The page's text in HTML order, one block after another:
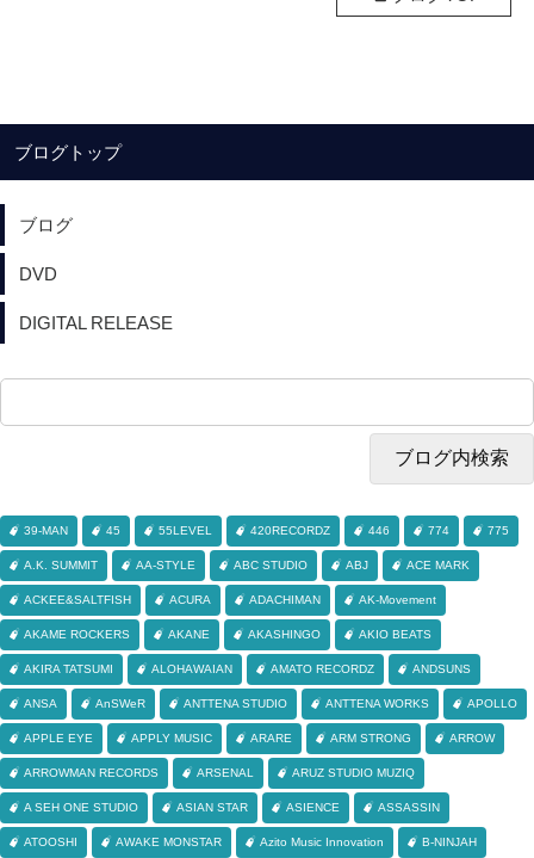
ブログトップ
ブログ
DVD
DIGITAL RELEASE
39-MAN 45 55LEVEL 420RECORDZ 446 774 775
A.K. SUMMIT AA-STYLE ABC STUDIO ABJ ACE MARK
ACKEE&SALTFISH ACURA ADACHIMAN AK-Movement
AKAME ROCKERS AKANE AKASHINGO AKIO BEATS
AKIRA TATSUMI ALOHAWAIAN AMATO RECORDZ ANDSUNS
ANSA AnSWeR ANTTENA STUDIO ANTTENA WORKS APOLLO
APPLE EYE APPLY MUSIC ARARE ARM STRONG ARROW
ARROWMAN RECORDS ARSENAL ARUZ STUDIO MUZIQ
A SEH ONE STUDIO ASIAN STAR ASIENCE ASSASSIN
ATOOSHI AWAKE MONSTAR Azito Music Innovation B-NINJAH